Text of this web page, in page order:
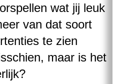
wat jij leuk
van dat soort
te zien
maar is het